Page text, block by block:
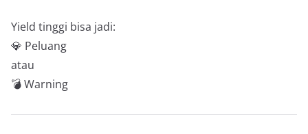
Yield tinggi bisa jadi:
💎 Peluang
atau
💣 Warning